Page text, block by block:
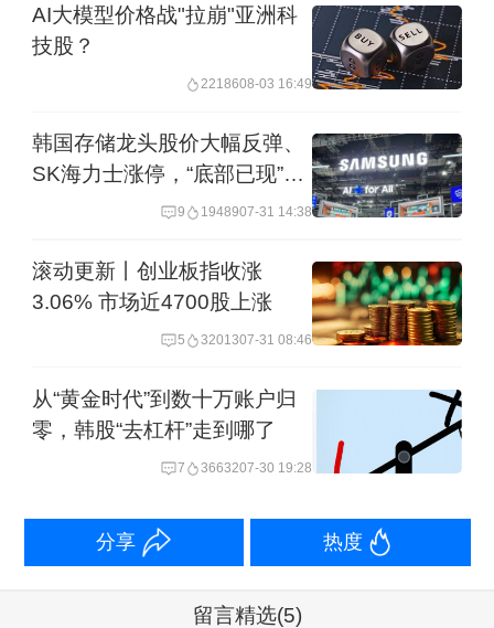
查阅和复制股东名册，预计5月27日或28
日进行。股东团体计划此后要求召开临
时股东大会，并申请暂停协议效力的临
时禁令。对于薪资协议的实施，后续法
律博弈仍可能带来不确定性。
分析说，首先是“同患难不能共富贵”的利
润分配困局亟待破解。三星半导体业务
济”，如今AI驱动的存储芯片景气周期来
临，存储芯片事业部员工获得最大利益
在AI革命中占据了正确位置？如何公平
分配巨额利润，不仅关乎三星，更是一
个全球性的行业议题。
AI大模型价格战"拉崩"亚洲科
技股？
2218608-03 16:49
韩国存储龙头股价大幅反弹、
SK海力士涨停，“底部已现”仍
9 1948907-31 14:38
滚动更新丨创业板指收涨
3.06% 市场近4700股上涨
5 3201307-31 08:46
从“黄金时代”到数十万账户归
零，韩股“去杠杆”走到哪了
7 3663207-30 19:28
分享 热度
留言精选(5)